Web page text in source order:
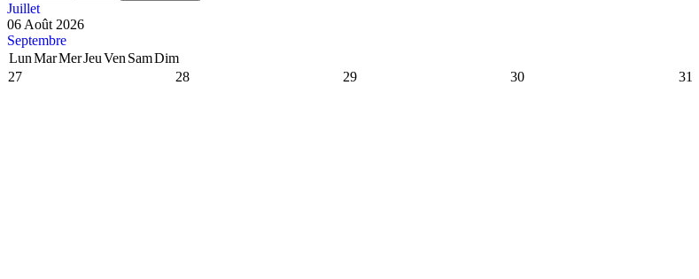
Juillet
06 Août 2026
Septembre
LunMarMerJeuVen SamDim
27
28 29 30 31